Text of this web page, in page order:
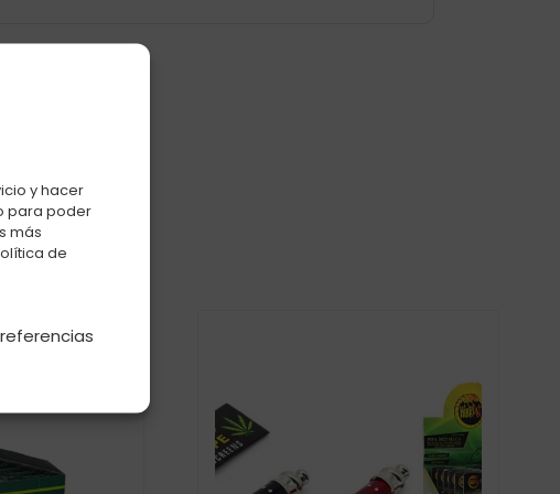
y hacer
para poder
más
de
48